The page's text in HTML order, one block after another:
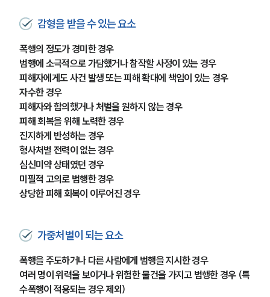
감형을 받을 수 있는 요소
폭행의 정도가 경미한 경우
범행에 소극적으로 가담했거나 참작할 사정이 있는 경우
피해자에게도 사건 발생 또는 피해 확대에 책임이 있는 경우
자수한 경우
피해자와 합의했거나 처벌을 원하지 않는 경우
피해 회복을 위해 노력한 경우
진지하게 반성하는 경우
형사처벌 전력이 없는 경우
심신미약 상태였던 경우
미필적 고의로 범행한 경우
상당한 피해 회복이 이루어진 경우
가중처벌이 되는 요소
폭행을 주도하거나 다른 사람에게 범행을 지시한 경우
여러 명이 위력을 보이거나 위험한 물건을 가지고 범행한 경우 (특
수폭행이 적용되는 경우 제외)